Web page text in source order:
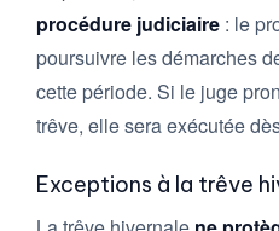
procédure judiciaire : le
poursuivre les démarches
cette période. Si le juge
trêve, elle sera exécutée
Exceptions à la trêve